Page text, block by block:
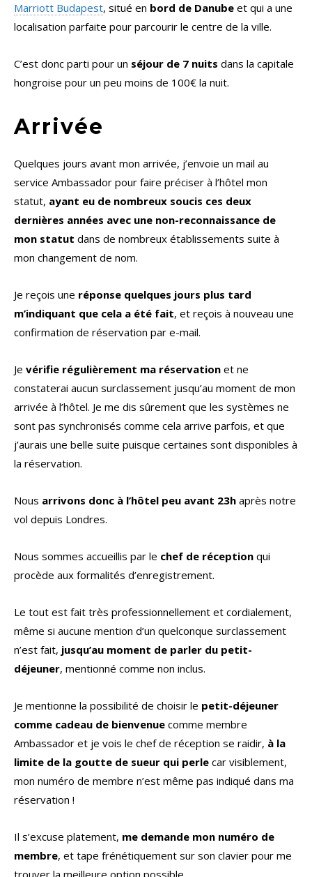
Marriott Budapest, situé en bord de Danube et qui a une
localisation parfaite pour parcourir le centre de la ville.
C’est donc parti pour un séjour de 7 nuits dans la capitale
hongroise pour un peu moins de 100€ la nuit.
Arrivée
Quelques jours avant mon arrivée, j’envoie un mail au
service Ambassador pour faire préciser à l’hôtel mon
statut, ayant eu de nombreux soucis ces deux
dernières années avec une non-reconnaissance de
mon statut dans de nombreux établissements suite à
mon changement de nom.
Je reçois une réponse quelques jours plus tard
m’indiquant que cela a été fait, et reçois à nouveau une
confirmation de réservation par e-mail.
Je vérifie régulièrement ma réservation et ne
constaterai aucun surclassement jusqu’au moment de mon
arrivée à l’hôtel. Je me dis sûrement que les systèmes ne
sont pas synchronisés comme cela arrive parfois, et que
j’aurais une belle suite puisque certaines sont disponibles à
la réservation.
Nous arrivons donc à l’hôtel peu avant 23h après notre
vol depuis Londres.
Nous sommes accueillis par le chef de réception qui
procède aux formalités d’enregistrement.
Le tout est fait très professionnellement et cordialement,
même si aucune mention d’un quelconque surclassement
n’est fait, jusqu’au moment de parler du petit-
déjeuner, mentionné comme non inclus.
Je mentionne la possibilité de choisir le petit-déjeuner
comme cadeau de bienvenue comme membre
Ambassador et je vois le chef de réception se raidir, à la
limite de la goutte de sueur qui perle car visiblement,
mon numéro de membre n’est même pas indiqué dans ma
réservation !
Il s’excuse platement, me demande mon numéro de
membre, et tape frénétiquement sur son clavier pour me